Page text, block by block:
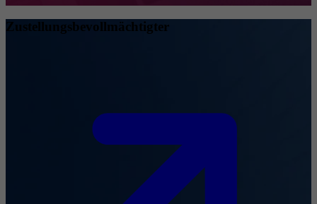
Zustellungsbevollmächtigter